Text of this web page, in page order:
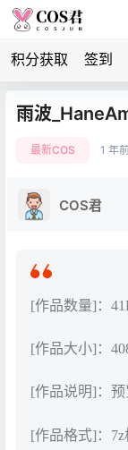
积分获取 签到
雨波
最新COS 1 年
COS君
[作品数量]：
[作品大小]：
[作品说明]：
[作品格式]：